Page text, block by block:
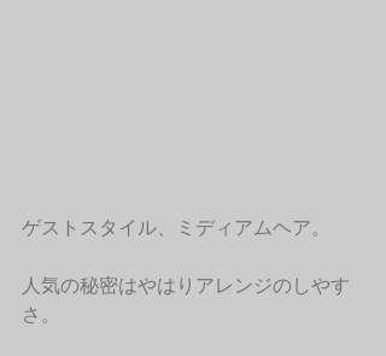
ゲストスタイル、ミディアムヘア。
人気の秘密はやはりアレンジのしやす
さ。